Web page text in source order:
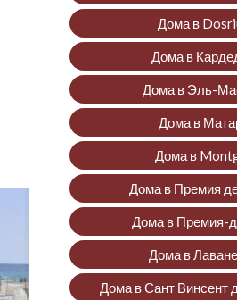
Дома в
Дома в
Дома в Эль-
Дома в
Дома в
Дома в Премия
Дома в Премия-
Дома в
Дома в Сант Винсент